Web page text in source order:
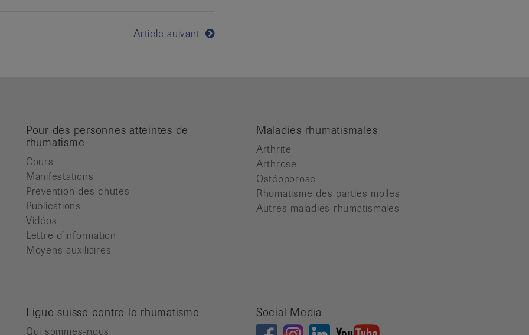
Article suivant
Pour des personnes atteintes de
rhumatisme
Cours
Manifestations
Prévention des chutes
Publications
Vidéos
Lettre d’information
Moyens auxiliaires
Maladies rhumatismales
Arthrite
Arthrose
Ostéoporose
Rhumatisme des parties molles
Autres maladies rhumatismales
Ligue suisse contre le rhumatisme
Qui sommes-nous
Social Media